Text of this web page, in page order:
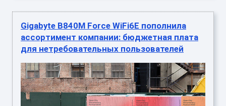
Gigabyte B840M Force WiFi6E пополнила
ассортимент компании: бюджетная плата
для нетребовательных пользователей